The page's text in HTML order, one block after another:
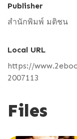
Publisher
สำนักพิมพ์ มติชน
Local URL
https://
2007113
Files